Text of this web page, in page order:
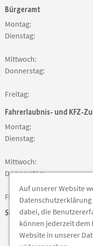
Soziale Medien
Bürgeramt
Montag:
Dienstag:
Mittwoch:
Donnerstag:
Freitag:
Fahrerlaubnis- und KFZ-
Montag:
Dienstag:
Mittwoch:
Donnerstag:
Freitag:
Auf unserer Website
dabei, die
können jederzeit dem
Website in unserer